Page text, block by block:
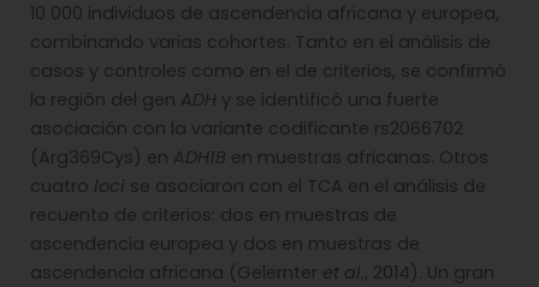
10 000 individuos de ascendencia africana y europea,
combinando varias cohortes. Tanto en el análisis de
casos y controles como en el de criterios, se confirmó
la región del gen ADH y se identificó una fuerte
asociación con la variante codificante rs2066702
(Arg369Cys) en ADH1B en muestras africanas. Otros
cuatro loci se asociaron con el TCA en el análisis de
recuento de criterios: dos en muestras de
ascendencia europea y dos en muestras de
ascendencia africana (Gelernter et al. , 2014). Un gran